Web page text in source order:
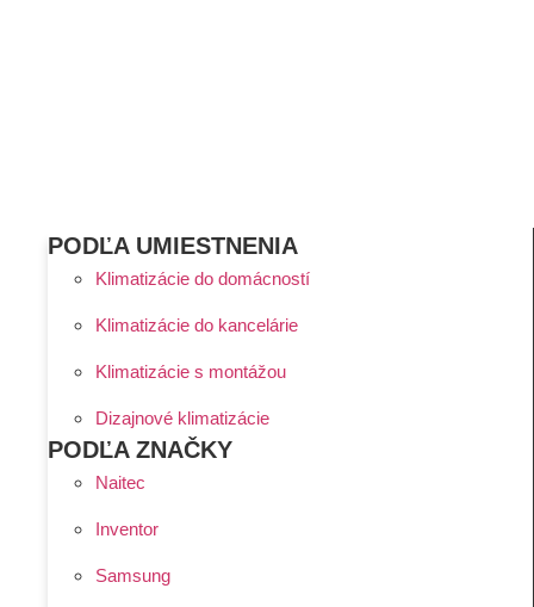
PODĽA UMIESTNENIA
Klimatizácie do domácností
Klimatizácie do kancelárie
Klimatizácie s montážou
Dizajnové klimatizácie
PODĽA ZNAČKY
Naitec
Inventor
Samsung